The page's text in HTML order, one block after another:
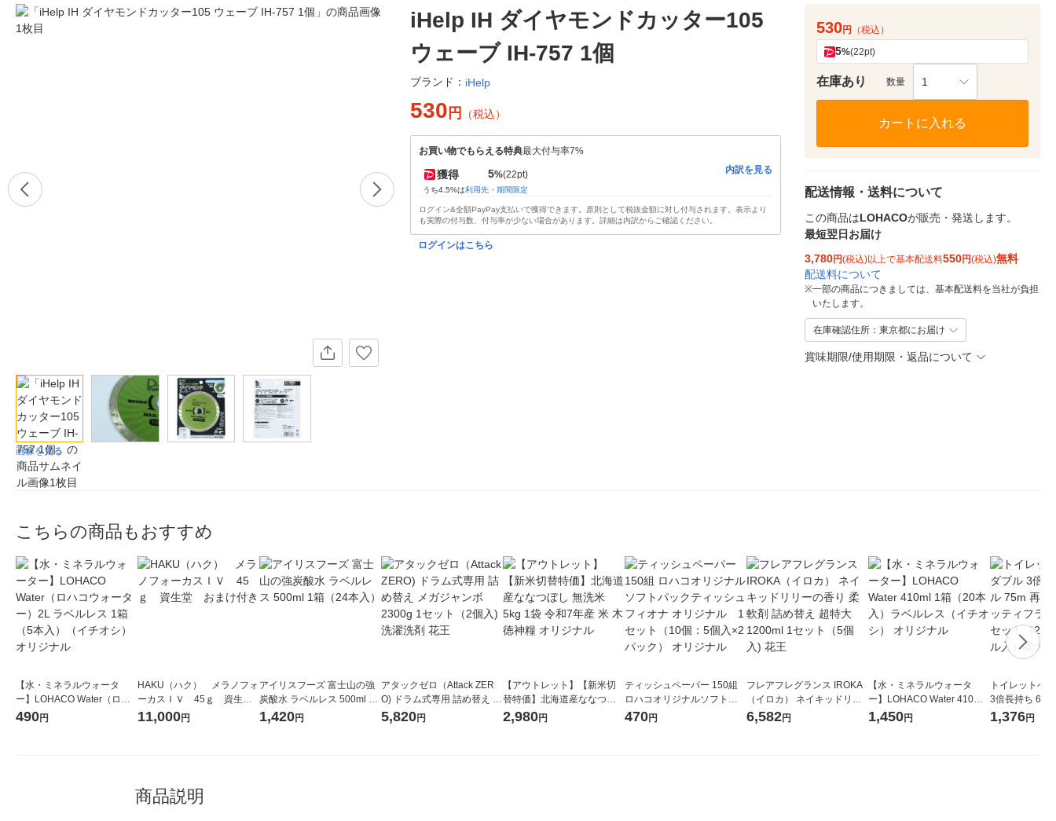
画像を見る
iHelp IH ダイヤモンドカッター105
ウェーブ IH-757 1個
ブランド： iHelp
530 円 （税込）
お買い物でもらえる特典最大付与率7%
獲得 5%(22pt)
うち4.5%は利用先・期間限定
内訳を見る
ログイン&全額PayPay支払いで獲得できます。原則として税抜金額に対し付与されます。表示より
も実際の付与数、付与率が少ない場合があります。詳細は内訳からご確認ください。
ログインはこちら
530円 （税込）
5%(22pt)
在庫あり 数量 1
カートに入れる
配送情報・送料について
この商品はLOHACOが販売・発送します。
最短翌日お届け
3,780円(税込)以上で基本配送料550円(税込)無料
配送料について
※一部の商品につきましては、基本配送料を当社が負担
いたします。
在庫確認住所：東京都にお届け
賞味期限/使用期限・返品について
こちらの商品もおすすめ
【水・ミネラルウォータ
ー】LOHACO Water（ロハ
コウォーター）2L ラベルレ
490円
HAKU（ハク） メラノフォ
ーカスＩＶ 45ｇ 資生
堂 おまけ付き
11,000円
アイリスフーズ 富士山の強
炭酸水 ラベルレス 500ml 1
箱（24本入）
1,420円
アタックゼロ（Attack ZER
O) ドラム式専用 詰め替え メ
ガジャンボ 2300g 1セット
5,820円
【アウトレット】【新米切
替特価】北海道産ななつぼ
し 無洗米 5kg 1袋 令和7年産
2,980円
ティッシュペーパー 150組
ロハコオリジナルソフトパ
ックティッシュ フィオナ オ
470円
フレアフレグランス IROKA
（イロカ） ネイキッドリリ
ーの香り 柔軟剤 詰め替え 超
6,582円
【水・ミネラルウォータ
ー】LOHACO Water 410ml
1箱（20本入）ラベルレス
1,450円
トイレットペ
3倍長持ち 6ロール
紙配合 スコッ
1,376円
商品説明